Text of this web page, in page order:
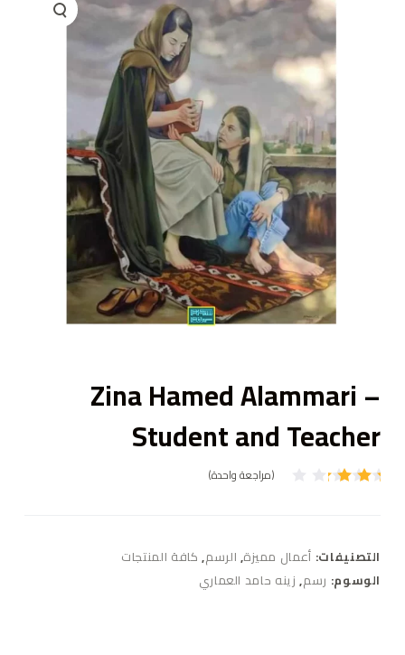
Zina Hamed Alammari –
Student and Teacher
بناءً
تقييم
(مراجعة واحدة)
التصنيفات: أعمال مميزة, الرسم, كافة المنتجات
الوسوم: رسم, زينه حامد العماري